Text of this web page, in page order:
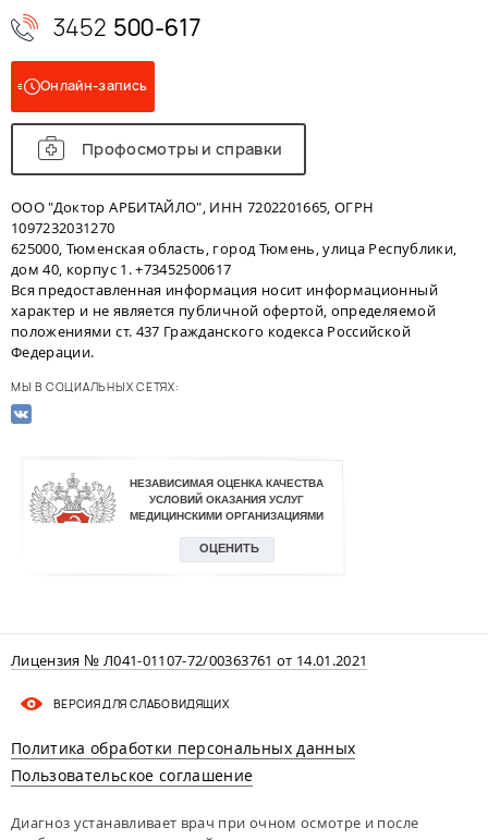
3452 500-617
Онлайн-запись
Профосмотры и справки
ООО "Доктор АРБИТАЙЛО", ИНН 7202201665, ОГРН
1097232031270
625000, Тюменская область, город Тюмень, улица Республики,
дом 40, корпус 1. +73452500617
Вся предоставленная информация носит информационный
характер и не является публичной офертой, определяемой
положениями ст. 437 Гражданского кодекса Российской
Федерации.
МЫ В СОЦИАЛЬНЫХ СЕТЯХ:
Лицензия № Л041-01107-72/00363761 от 14.01.2021
ВЕРСИЯ ДЛЯ СЛАБОВИДЯЩИХ
Политика обработки персональных данных
Пользовательское соглашение
Диагноз устанавливает врач при очном осмотре и после